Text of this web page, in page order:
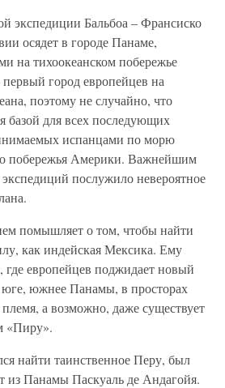
экспедиции Бальбоа – Франсиско
осядет в городе Панаме,
на тихоокеанском побережье
город европейцев на
поэтому не случайно, что
базой для всех последующих
испанцами по морю
побережья Америки. Важнейшим
послужило невероятное
помышляет о том, чтобы найти
как индейская Мексика. Ему
где европейцев поджидает новый
юге, южнее Панамы, в просторах
а возможно, даже существует
«Пиру».
найти таинственное Перу, был
из Панамы Паскуаль де Андагойя.